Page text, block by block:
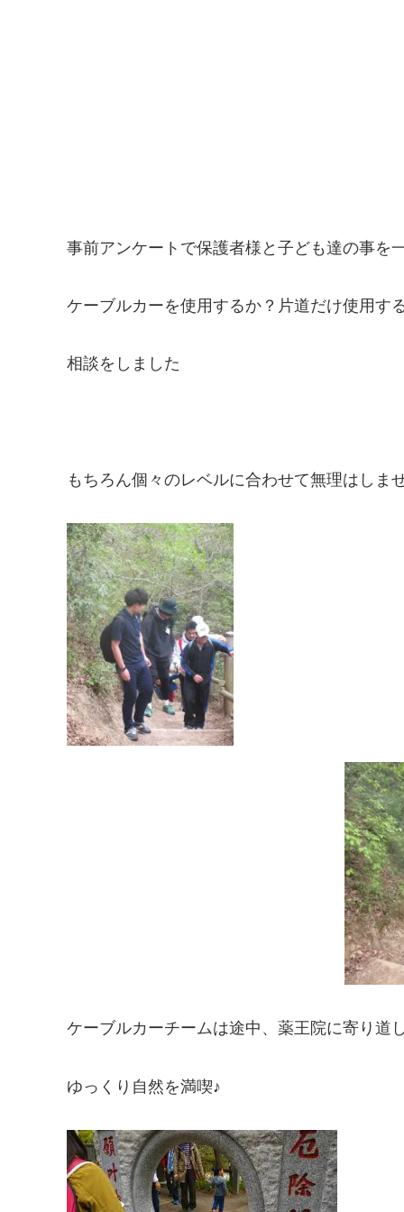
事前アンケートで保護者様と子ども達の事を
ケーブルカーを使用するか？片道だけ使用す
相談をしました
もちろん個々のレベルに合わせて無理はしま
ケーブルカーチームは途中、薬王院に寄り道
ゆっくり自然を満喫♪